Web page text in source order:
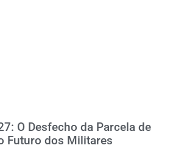
O Desfecho da Parcela de
Futuro dos Militares